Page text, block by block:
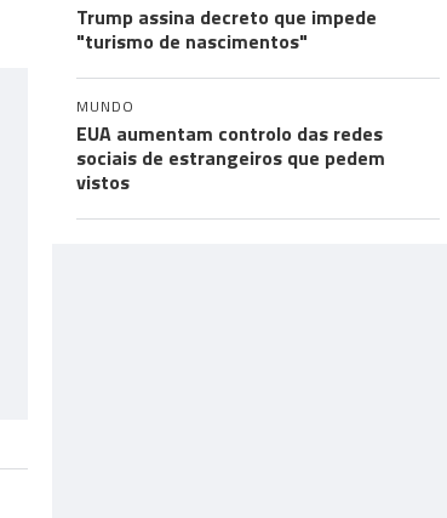
Trump assina decreto que impede
"turismo de nascimentos"
MUNDO
EUA aumentam controlo das redes
sociais de estrangeiros que pedem
vistos